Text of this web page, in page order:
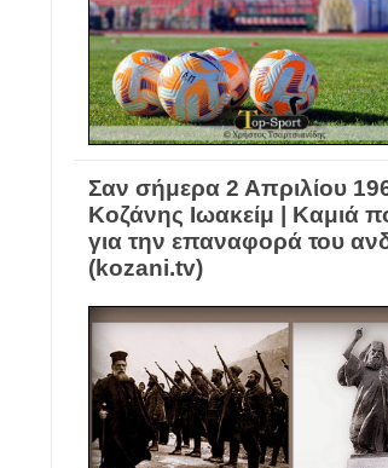
Σαν σήμερα 2 Απριλίου
Κοζάνης Ιωακείμ | Καμιά
για την επαναφορά του
(kozani.tv)